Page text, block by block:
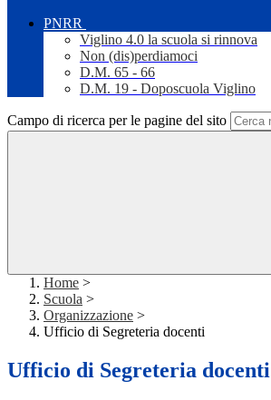
PNRR
Viglino 4.0 la scuola si rinnova
Non (dis)perdiamoci
D.M. 65 - 66
D.M. 19 - Doposcuola Viglino
Campo di ricerca per le pagine del sito
Home >
Scuola >
Organizzazione >
Ufficio di Segreteria docenti
Ufficio di Segreteria docenti